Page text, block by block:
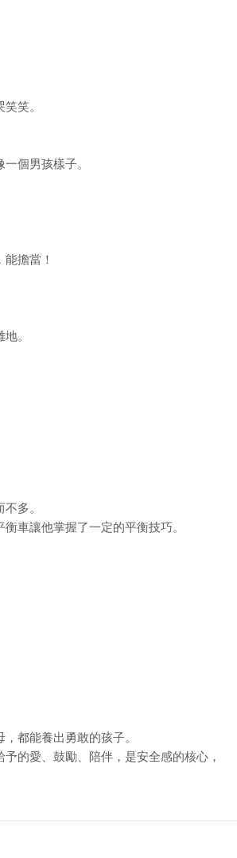
笑。
個男孩樣子。
擔當！
。
多。
車讓他掌握了一定的平衡技巧。
都能養出勇敢的孩子。
的愛、鼓勵、陪伴，是安全感的核心，